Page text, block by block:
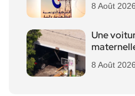
8 Août 2026
Une
8 Août 2026